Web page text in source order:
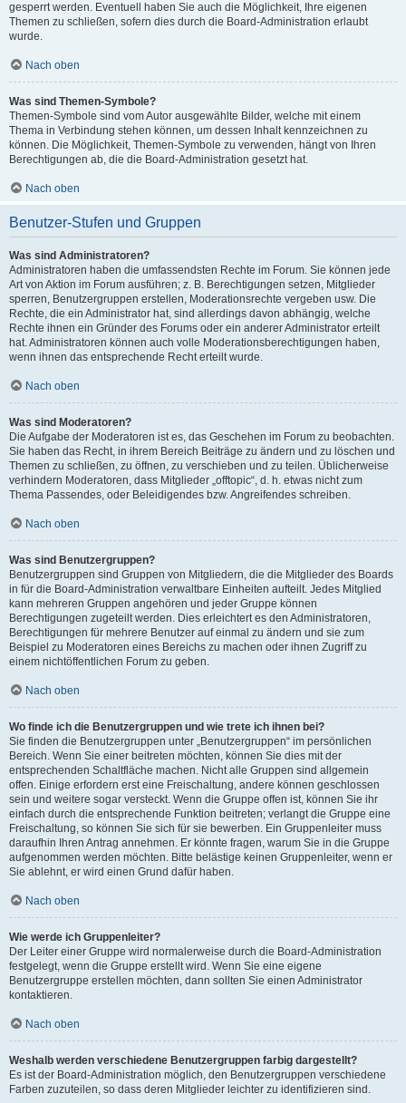
gesperrt werden. Eventuell haben Sie auch die Möglichkeit, Ihre eigenen
Themen zu schließen, sofern dies durch die Board-Administration erlaubt
wurde.
Nach oben
Was sind Themen-Symbole?
Themen-Symbole sind vom Autor ausgewählte Bilder, welche mit einem
Thema in Verbindung stehen können, um dessen Inhalt kennzeichnen zu
können. Die Möglichkeit, Themen-Symbole zu verwenden, hängt von Ihren
Berechtigungen ab, die die Board-Administration gesetzt hat.
Nach oben
Benutzer-Stufen und Gruppen
Was sind Administratoren?
Administratoren haben die umfassendsten Rechte im Forum. Sie können jede
Art von Aktion im Forum ausführen; z. B. Berechtigungen setzen, Mitglieder
sperren, Benutzergruppen erstellen, Moderationsrechte vergeben usw. Die
Rechte, die ein Administrator hat, sind allerdings davon abhängig, welche
Rechte ihnen ein Gründer des Forums oder ein anderer Administrator erteilt
hat. Administratoren können auch volle Moderationsberechtigungen haben,
wenn ihnen das entsprechende Recht erteilt wurde.
Nach oben
Was sind Moderatoren?
Die Aufgabe der Moderatoren ist es, das Geschehen im Forum zu beobachten.
Sie haben das Recht, in ihrem Bereich Beiträge zu ändern und zu löschen und
Themen zu schließen, zu öffnen, zu verschieben und zu teilen. Üblicherweise
verhindern Moderatoren, dass Mitglieder „offtopic“, d. h. etwas nicht zum
Thema Passendes, oder Beleidigendes bzw. Angreifendes schreiben.
Nach oben
Was sind Benutzergruppen?
Benutzergruppen sind Gruppen von Mitgliedern, die die Mitglieder des Boards
in für die Board-Administration verwaltbare Einheiten aufteilt. Jedes Mitglied
kann mehreren Gruppen angehören und jeder Gruppe können
Berechtigungen zugeteilt werden. Dies erleichtert es den Administratoren,
Berechtigungen für mehrere Benutzer auf einmal zu ändern und sie zum
Beispiel zu Moderatoren eines Bereichs zu machen oder ihnen Zugriff zu
einem nichtöffentlichen Forum zu geben.
Nach oben
Wo finde ich die Benutzergruppen und wie trete ich ihnen bei?
Sie finden die Benutzergruppen unter „Benutzergruppen“ im persönlichen
Bereich. Wenn Sie einer beitreten möchten, können Sie dies mit der
entsprechenden Schaltfläche machen. Nicht alle Gruppen sind allgemein
offen. Einige erfordern erst eine Freischaltung, andere können geschlossen
sein und weitere sogar versteckt. Wenn die Gruppe offen ist, können Sie ihr
einfach durch die entsprechende Funktion beitreten; verlangt die Gruppe eine
Freischaltung, so können Sie sich für sie bewerben. Ein Gruppenleiter muss
daraufhin Ihren Antrag annehmen. Er könnte fragen, warum Sie in die Gruppe
aufgenommen werden möchten. Bitte belästige keinen Gruppenleiter, wenn er
Sie ablehnt, er wird einen Grund dafür haben.
Nach oben
Wie werde ich Gruppenleiter?
Der Leiter einer Gruppe wird normalerweise durch die Board-Administration
festgelegt, wenn die Gruppe erstellt wird. Wenn Sie eine eigene
Benutzergruppe erstellen möchten, dann sollten Sie einen Administrator
kontaktieren.
Nach oben
Weshalb werden verschiedene Benutzergruppen farbig dargestellt?
Es ist der Board-Administration möglich, den Benutzergruppen verschiedene
Farben zuzuteilen, so dass deren Mitglieder leichter zu identifizieren sind.